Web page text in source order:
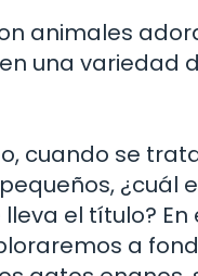
animales
una variedad
cuando se
¿cuál
el título? En
a